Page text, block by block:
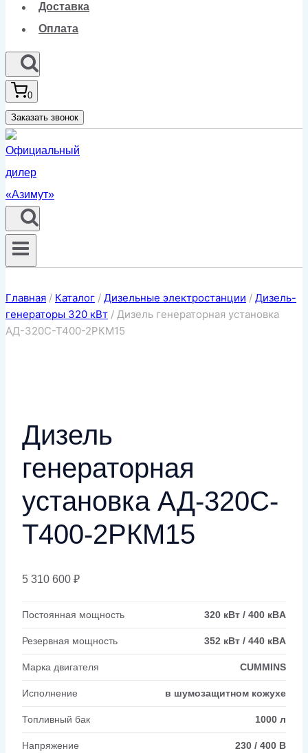
Доставка
Оплата
0
Заказать звонок
Главная / Каталог / Дизельные электростанции / Дизель-
генераторы 320 кВт / Дизель генераторная установка
АД-320С-Т400-2РКМ15
Дизель
генераторная
установка АД-320С-
Т400-2РКМ15
5 310 600 ₽
Постоянная мощность 320 кВт / 400 кВA
Резервная мощность 352 кВт / 440 кВA
Марка двигателя CUMMINS
Исполнение в шумозащитном кожухе
Топливный бак 1000 л
Напряжение 230 / 400 В